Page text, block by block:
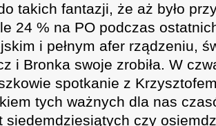
takich fantazji, że aż było
24 % na PO podczas
i pełnym afer rządzeniu,
i Bronka swoje zrobiła. W
spotkanie z
tych ważnych dla nas
siedemdziesiątych czy